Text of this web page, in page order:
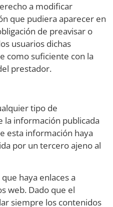
a modificar
que pudiera aparecer en
de preavisar o
usuarios dichas
como suficiente con la
prestador.
tipo de
la información publicada
esta información haya
por un tercero ajeno al
haya enlaces a
web. Dado que el
siempre los contenidos